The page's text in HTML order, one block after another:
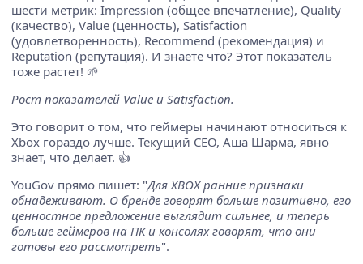
шести метрик: Impression (общее впечатление), Quality
(качество), Value (ценность), Satisfaction
(удовлетворенность), Recommend (рекомендация) и
Reputation (репутация). И знаете что? Этот показатель
тоже растет! 🌱
Рост показателей Value и Satisfaction.
Это говорит о том, что геймеры начинают относиться к
Xbox гораздо лучше. Текущий CEO, Аша Шарма, явно
знает, что делает. 👍
YouGov прямо пишет: "Для XBOX ранние признаки
обнадеживают. О бренде говорят больше позитивно, его
ценностное предложение выглядит сильнее, и теперь
больше геймеров на ПК и консолях говорят, что они
готовы его рассмотреть".